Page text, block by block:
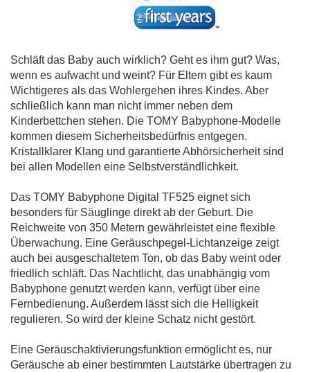
Schläft das Baby auch wirklich? Geht es ihm gut? Was,
wenn es aufwacht und weint? Für Eltern gibt es kaum
Wichtigeres als das Wohlergehen ihres Kindes. Aber
schließlich kann man nicht immer neben dem
Kinderbettchen stehen. Die TOMY Babyphone-Modelle
kommen diesem Sicherheitsbedürfnis entgegen.
Kristallklarer Klang und garantierte Abhörsicherheit sind
bei allen Modellen eine Selbstverständlichkeit.
Das TOMY Babyphone Digital TF525 eignet sich
besonders für Säuglinge direkt ab der Geburt. Die
Reichweite von 350 Metern gewährleistet eine flexible
Überwachung. Eine Geräuschpegel-Lichtanzeige zeigt
auch bei ausgeschaltetem Ton, ob das Baby weint oder
friedlich schläft. Das Nachtlicht, das unabhängig vom
Babyphone genutzt werden kann, verfügt über eine
Fernbedienung. Außerdem lässt sich die Helligkeit
regulieren. So wird der kleine Schatz nicht gestört.
Eine Geräuschaktivierungsfunktion ermöglicht es, nur
Geräusche ab einer bestimmten Lautstärke übertragen zu